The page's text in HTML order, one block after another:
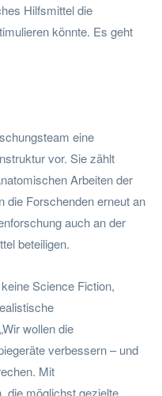
Hilfsmittel die
könnte. Es geht
eine
vor. Sie zählt
Arbeiten der
die Forschenden erneut an
auch an der
beteiligen.
Science Fiction,
wollen die
verbessern – und
Mit
die möglichst gezielte